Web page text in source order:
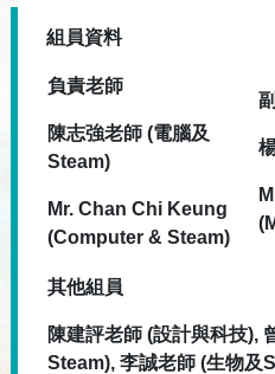
組員資料
負責老師
陳志強老師 (電腦及
Steam)
Mr. Chan Chi Keung
(Computer & Steam)
其他組員
陳建評老師 (設計與科技),
Steam), 李誠老師 (生物及